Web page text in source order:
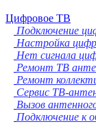
Цифровое ТВ
Подключение
Настройка
Нет сигнала
Ремонт ТВ
Ремонт
Сервис ТВ-
Вызов
Подключение к